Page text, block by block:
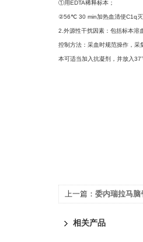
①用EDTA稀释标本；
②56℃ 30 min加热血清使C1q
2.外源性干扰因素：包括标本溶
控制方法：采血时规范操作，采
本可适当加入抗凝剂，并放入
上一篇： 委内瑞拉马
相关产品